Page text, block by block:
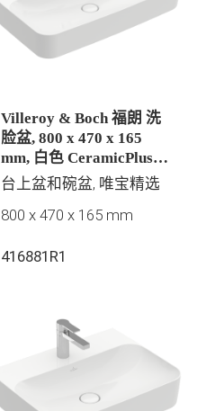
Villeroy & Boch 福朗 洗
脸盆, 800 x 470 x 165
mm, 白色 CeramicPlus |
易洁釉面, 无溢水孔
台上盆和碗盆, 唯宝精选
800 x 470 x 165 mm
416881R1